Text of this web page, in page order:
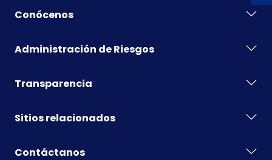
Conócenos
Administración de Riesgos
Transparencia
Sitios relacionados
Contáctanos